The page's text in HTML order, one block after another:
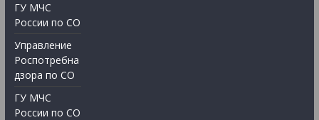
ГУ МЧС
России по СО
Управление
Роспотребна
дзора по СО
ГУ МЧС
России по СО